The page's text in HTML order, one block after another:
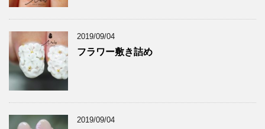
2019/09/04
フラワー敷き詰め
2019/09/04